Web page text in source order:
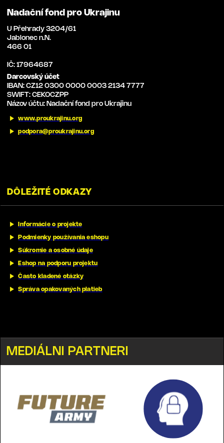
Nadační fond pro Ukrajinu
U Přehrady 3204/61
Jablonec n.N.
466 01
IČ: 17964687
Darcovský účet
IBAN: CZ12 0300 0000 0003 2134 7777
SWIFT: CEKOCZPP
Názov účtu: Nadační fond pro Ukrajinu
www.proukrajinu.org
podpora@proukrajinu.org
DÔLEŽITÉ ODKAZY
Informácie o projekte
Podmienky používania eshopu
Súkromie a osobné údaje
Eshop na podporu projektu
Často kladené otázky
Správa opakovaných platieb
MEDIÁLNI PARTNERI